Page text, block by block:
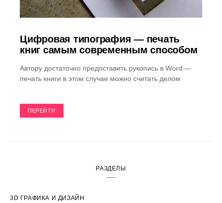
Цифровая типография — печать
книг самым современным способом
Автору достаточно предоставить рукопись в Word —
печать книги в этом случае можно считать делом
ПЕРЕЙТИ
РАЗДЕЛЫ
3D ГРАФИКА И ДИЗАЙН